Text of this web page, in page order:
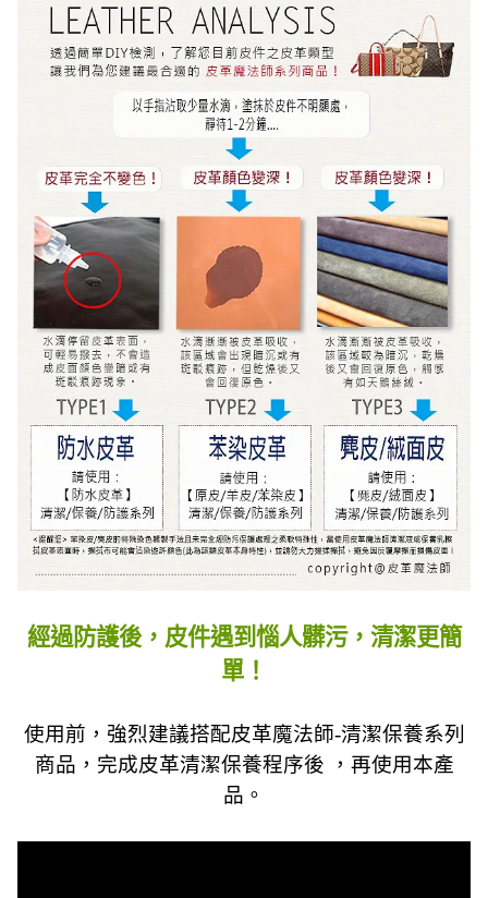
經過防護後，皮件遇到惱人髒污，清潔更簡
單！
使用前，強烈建議搭配皮革魔法師-清潔保養系列
商品，完成皮革清潔保養程序後 ，再使用本產
品。